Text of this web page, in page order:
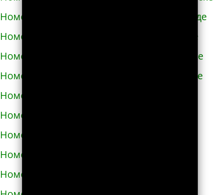
Номера телефонов такси в Новомиргороде
Номера телефонов такси в Новоукраинке
Номера телефонов такси в Новояворовске
Номера телефонов такси в Новом Роздоле
Номера телефонов такси в Носовке
Номера телефонов такси в Обухове
Номера телефонов такси в Овидиополе
Номера телефонов такси в Овруче
Номера телефонов такси в Одессе